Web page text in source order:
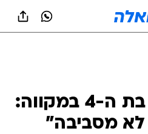
טביעת הילדה בת ה-4 במקווה:
מסביבה"